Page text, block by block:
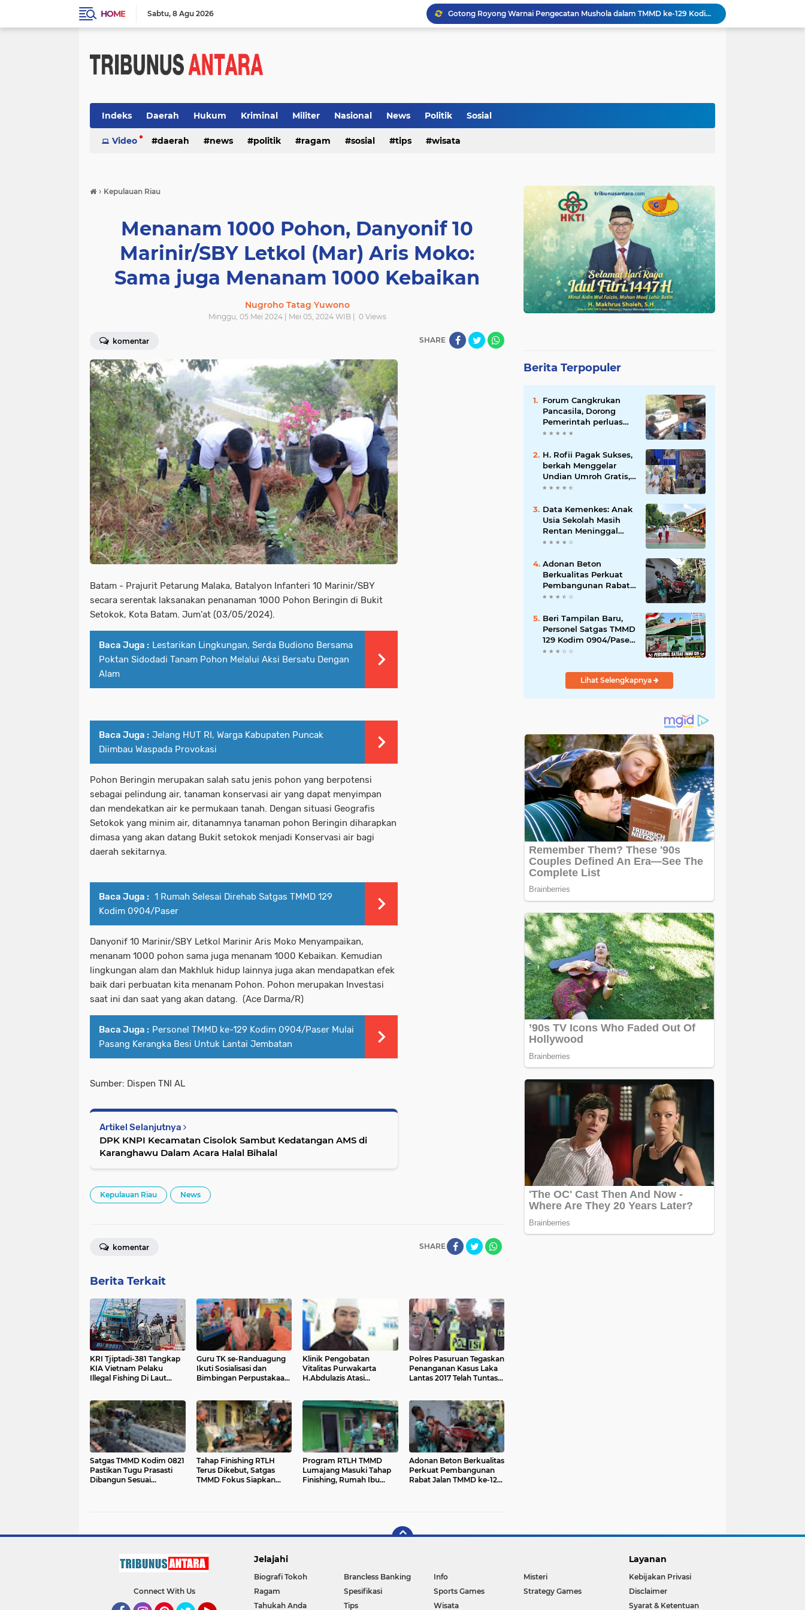
HOME Sabtu 8 Agu 2026 Gotong Royong Warnai Pengecatan Mushola dalam TMMD ke-129 Kodim 1002/HSTWarga Lembenah Antusias Bantu Satgas TMMD, Pembuatan Box Gorong-gorong Dikerjakan Bersama
Gus Halim iskandar Ketua DPW. PKB Jatim, Resmikan Kantor Graha Gus Dur dan Masjid Al Iskandariyah, dorong Jadi Pusat Pelayanan Warga dan Dakwah Umat.
Indeks Daerah Hukum Kriminal Militer Nasional News Politik Sosial
Video daerah news politik ragam sosial tips wisata
› Kepulauan Riau
Menanam 1000 Pohon, Danyonif 10
Marinir/SBY Letkol (Mar) Aris Moko:
Sama juga Menanam 1000 Kebaikan
Nugroho Tatag Yuwono
Minggu, 05 Mei 2024 | Mei 05, 2024 WIB | 0Views
komentar SHARE
Batam - Prajurit Petarung Malaka, Batalyon Infanteri 10 Marinir/SBY
secara serentak laksanakan penanaman 1000 Pohon Beringin di Bukit
Setokok, Kota Batam. Jum'at (03/05/2024).
Baca Juga : Lestarikan Lingkungan, Serda Budiono Bersama
Poktan Sidodadi Tanam Pohon Melalui Aksi Bersatu Dengan
Alam
Baca Juga : Jelang HUT RI, Warga Kabupaten Puncak
Diimbau Waspada Provokasi
Pohon Beringin merupakan salah satu jenis pohon yang berpotensi
sebagai pelindung air, tanaman konservasi air yang dapat menyimpan
dan mendekatkan air ke permukaan tanah. Dengan situasi Geografis
Setokok yang minim air, ditanamnya tanaman pohon Beringin diharapkan
dimasa yang akan datang Bukit setokok menjadi Konservasi air bagi
daerah sekitarnya.
Baca Juga : 1 Rumah Selesai Direhab Satgas TMMD 129
Kodim 0904/Paser
Danyonif 10 Marinir/SBY Letkol Marinir Aris Moko Menyampaikan,
menanam 1000 pohon sama juga menanam 1000 Kebaikan. Kemudian
lingkungan alam dan Makhluk hidup lainnya juga akan mendapatkan efek
baik dari perbuatan kita menanam Pohon. Pohon merupakan Investasi
saat ini dan saat yang akan datang. (Ace Darma/R)
Baca Juga : Personel TMMD ke-129 Kodim 0904/Paser Mulai
Pasang Kerangka Besi Untuk Lantai Jembatan
Sumber: Dispen TNI AL
Artikel Selanjutnya
DPK KNPI Kecamatan Cisolok Sambut Kedatangan AMS di
Karanghawu Dalam Acara Halal Bihalal
Kepulauan Riau News
SHARE
komentar
Berita Terkait
KRI Tjiptadi-381 Tangkap
KIA Vietnam Pelaku
Illegal Fishing Di Laut
Guru TK se-Randuagung
Ikuti Sosialisasi dan
Bimbingan Perpustakaan
Klinik Pengobatan
Vitalitas Purwakarta
H.Abdulazis Atasi
Polres Pasuruan Tegaskan
Penanganan Kasus Laka
Lantas 2017 Telah Tuntas
Satgas TMMD Kodim 0821
Pastikan Tugu Prasasti
Dibangun Sesuai
Tahap Finishing RTLH
Terus Dikebut, Satgas
TMMD Fokus Siapkan
Program RTLH TMMD
Lumajang Masuki Tahap
Finishing, Rumah Ibu
Adonan Beton Berkualitas
Perkuat Pembangunan
Rabat Jalan TMMD ke-129
Berita Terpopuler
Forum Cangkrukan
Pancasila, Dorong
Pemerintah perluas
intensif Perpajakan
UMKM.
H. Rofii Pagak Sukses,
berkah Menggelar
Undian Umroh Gratis,
Wujud Kepedulian
Data Kemenkes: Anak
Usia Sekolah Masih
Rentan Meninggal
Akibat DBD
Adonan Beton
Berkualitas Perkuat
Pembangunan Rabat
Jalan TMMD ke-129 di
Beri Tampilan Baru,
Personel Satgas TMMD
129 Kodim 0904/Paser
Cat Atap Rumah
Lihat Selengkapnya
Connect With Us
Jelajahi
Biografi Tokoh Brancless Banking Info
Misteri
Ragam
Spesifikasi Sports Games
Strategy Games
Tahukah Anda
Tips Wisata
Layanan
Kebijakan Privasi
Disclaimer
Syarat & Ketentuan